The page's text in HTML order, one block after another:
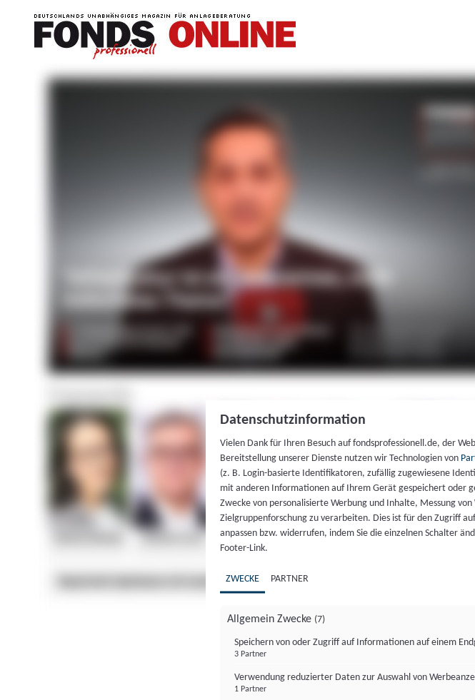
Datenschutzinformation
Vielen Dank für Ihren Besuch auf fondsprofessionell.de, der
Bereitstellung unserer Dienste nutzen wir Technologien von
(z. B. Login-basierte Identifikatoren, zufällig zugewiesene
mit anderen Informationen auf Ihrem Gerät gespeichert oder
Zwecke von personalisierte Werbung und Inhalte, Messung
Zielgruppenforschung zu verarbeiten. Dies ist für den Zugriff
anpassen bzw. widerrufen, indem Sie die einzelnen Schalter
Footer-Link.
ZWECKE PARTNER
Allgemein Zwecke (7)
Speichern von oder Zugriff auf Informationen auf einem
3 Partner
Verwendung reduzierter Daten zur Auswahl von
1 Partner